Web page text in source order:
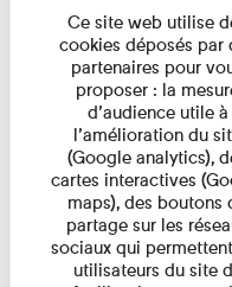
Du 23/08/2026 au 23/08/
Participez en famille
explorez une
Agenda
Ce site web utilise
cookies déposés par
partenaires pour
proposer : la
d’audience utile à
l’amélioration du
(Google analytics),
cartes interactives
maps), des boutons
partage sur les
sociaux qui
utilisateurs du site